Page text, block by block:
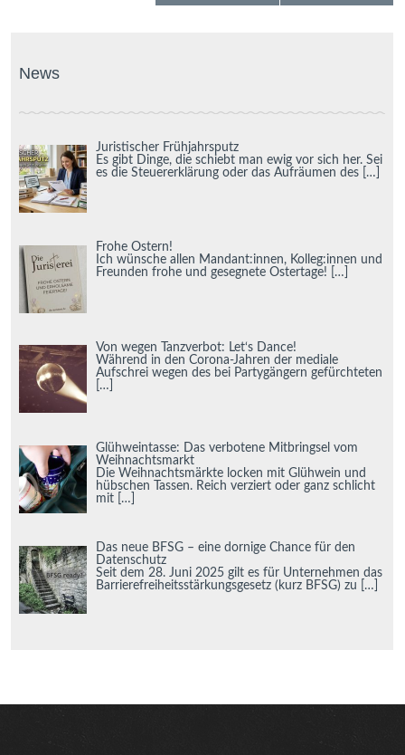
News
Juristischer Frühjahrsputz
Es gibt Dinge, die schiebt man ewig vor sich her. Sei
es die Steuererklärung oder das Aufräumen des
[…]
Frohe Ostern!
Ich wünsche allen Mandant:innen, Kolleg:innen und
Freunden frohe und gesegnete Ostertage! […]
Von wegen Tanzverbot: Let‘s Dance!
Während in den Corona-Jahren der mediale
Aufschrei wegen des bei Partygängern gefürchteten
[…]
Glühweintasse: Das verbotene Mitbringsel vom
Weihnachtsmarkt
Die Weihnachtsmärkte locken mit Glühwein und
hübschen Tassen. Reich verziert oder ganz schlicht
mit
[…]
Das neue BFSG – eine dornige Chance für den
Datenschutz
Seit dem 28. Juni 2025 gilt es für Unternehmen das
Barrierefreiheitsstärkungsgesetz (kurz BFSG) zu
[…]